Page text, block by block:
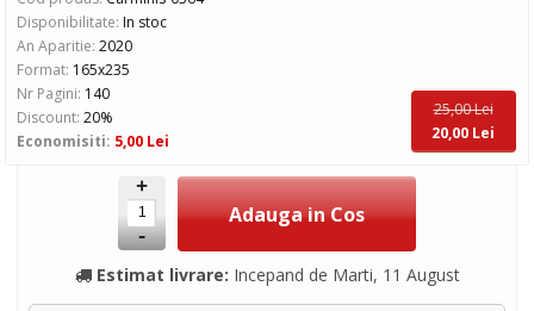
Disponibilitate: In stoc
An Aparitie: 2020
Format: 165x235
Nr Pagini: 140
Discount: 20%
Economisiti: 5,00 Lei
25,00 Lei
20,00 Lei
+
-
Estimat livrare: Incepand de Marti, 11 August